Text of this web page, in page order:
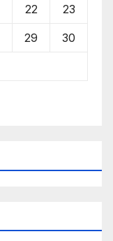
22 23
29 30